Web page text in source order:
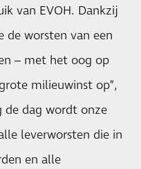
van EVOH. Dankzij
de worsten van een
– met het oog op
milieuwinst op”,
de dag wordt onze
leverworsten die in
en alle